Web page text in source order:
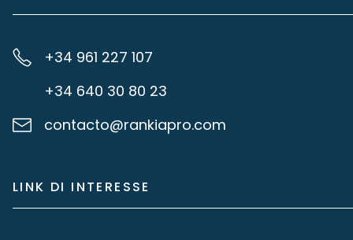
+34 961 227 107
+34 640 30 80 23
contacto@rankiapro.com
LINK DI INTERESSE